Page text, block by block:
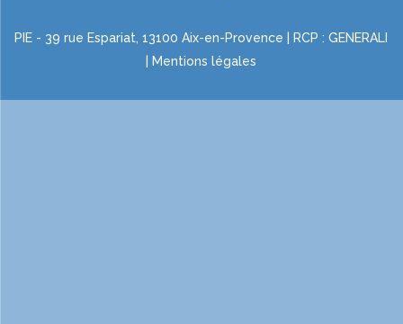
PIE - 39 rue Espariat, 13100 Aix-en-Provence | RCP : GENERALI
Mentions légales